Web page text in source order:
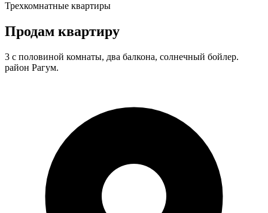
Трехкомнатные квартиры
Продам квартиру
3 с половиной комнаты, два балкона, солнечный бойлер.
район Рагум.